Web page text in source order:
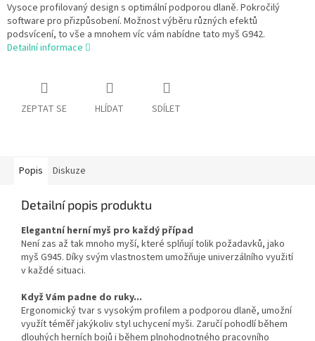
Vysoce profilovaný design s optimální podporou dlaně. Pokročilý
software pro přizpůsobení. Možnost výběru různých efektů
podsvícení, to vše a mnohem víc vám nabídne tato myš G942.
Detailní informace
ZEPTAT SE HLÍDAT SDÍLET
Popis Diskuze
Detailní popis produktu
Elegantní herní myš pro každý případ
Není zas až tak mnoho myší, které splňují tolik požadavků, jako
myš G945. Díky svým vlastnostem umožňuje univerzálního využití
v každé situaci.
Když Vám padne do ruky...
Ergonomický tvar s vysokým profilem a podporou dlaně, umožní
využít téměř jakýkoliv styl uchycení myši. Zaručí pohodlí během
dlouhých herních bojů i během plnohodnotného pracovního